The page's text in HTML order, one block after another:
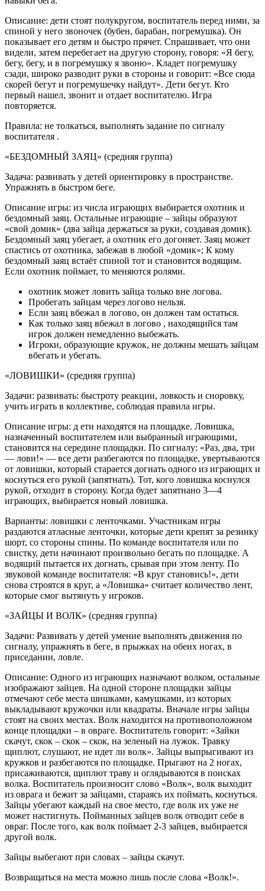
Описание: дети стоят полукругом, воспитатель перед ними, за
спиной у него звоночек (бубен, барабан, погремушка). Он
показывает его детям и быстро прячет. Спрашивает, что они
видели, затем перебегает на другую сторону, говоря: «Я бегу,
бегу, бегу, и в погремушку я звоню». Кладет погремушку
сзади, широко разводит руки в стороны и говорит: «Все сюда
скорей бегут и погремушечку найдут». Дети бегут. Кто
первый нашел, звонит и отдает воспитателю. Игра
повторяется.
Правила: не толкаться, выполнять задание по сигналу
воспитателя .
«БЕЗДОМНЫЙ ЗАЯЦ» (средняя группа)
Задача: развивать у детей ориентировку в пространстве.
Упражнять в быстром беге.
Описание игры: из числа играющих выбирается охотник и
бездомный заяц. Остальные играющие – зайцы образуют
«свой домик» (два зайца держаться за руки, создавая домик).
Бездомный заяц убегает, а охотник его догоняет. Заяц может
спастись от охотника, забежав в любой «домик»; К кому
бездомный заяц встаёт спиной тот и становится водящим.
Если охотник поймает, то меняются ролями.
охотник может ловить зайца только вне логова.
Пробегать зайцам через логово нельзя.
Если заяц вбежал в логово, он должен там остаться.
Как только заяц вбежал в логово , находящийся там
игрок должен немедленно выбежать.
Игроки, образующие кружок, не должны мешать зайцам
вбегать и убегать.
«ЛОВИШКИ» (средняя группа)
Задачи: развивать: быстроту реакции, ловкость и сноровку,
учить играть в коллективе, соблюдая правила игры.
Описание игры: д ети находятся на площадке. Ловишка,
назначенный воспитателем или выбранный играющими,
становится на середине площадки. По сигналу: «Раз, два, три
— лови!» — все дети разбегаются по площадке, увертываются
от ловишки, который старается догнать одного из играющих и
коснуться его рукой (запятнать). Тот, кого ловишка коснулся
рукой, отходит в сторону. Когда будет запятнано 3—4
играющих, выбирается новый ловишка.
Варианты: ловишки с ленточками. Участникам игры
раздаются атласные ленточки, которые дети крепят за резинку
шорт, со стороны спины. По команде воспитателя или по
свистку, дети начинают произвольно бегать по площадке. А
водящий пытается их догнать, срывая при этом ленту. По
звуковой команде воспитателя: «В круг становись!», дети
снова строятся в круг, а «Ловишка» считает количество лент,
которые смог вытянуть у игроков.
«ЗАЙЦЫ И ВОЛК» (средняя группа)
Задачи: Развивать у детей умение выполнять движения по
сигналу, упражнять в беге, в прыжках на обеих ногах, в
приседании, ловле.
Описание: Одного из играющих назначают волком, остальные
изображают зайцев. На одной стороне площадки зайцы
отмечают себе места шишками, камушками, из которых
выкладывают кружочки или квадраты. Вначале игры зайцы
стоят на своих местах. Волк находится на противоположном
конце площадки – в овраге. Воспитатель говорит: «Зайки
скачут, скок – скок – скок, на зеленый на лужок. Травку
щиплют, слушают, не идет ли волк». Зайцы выпрыгивают из
кружков и разбегаются по площадке. Прыгают на 2 ногах,
присаживаются, щиплют траву и оглядываются в поисках
волка. Воспитатель произносит слово «Волк», волк выходит
из оврага и бежит за зайцами, стараясь их поймать, коснуться.
Зайцы убегают каждый на свое место, где волк их уже не
может настигнуть. Пойманных зайцев волк отводит себе в
овраг. После того, как волк поймает 2-3 зайцев, выбирается
другой волк.
Зайцы выбегают при словах – зайцы скачут.
Возвращаться на места можно лишь после слова «Волк!».